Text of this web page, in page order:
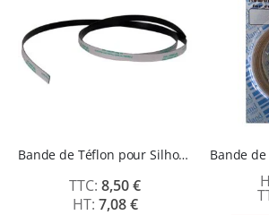
Bande de Téflon pour Silhouette Cameo & Portrait
8,50 €
7,08 €
Imprimante Versiflex Objet et Textile : Kit Versiflex SG1000
Rating:
0%
0%
289,00 €
240,83 €